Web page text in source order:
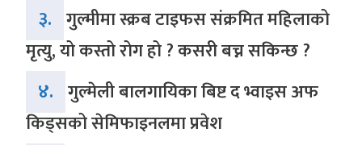
३. गुल्मीमा स्क्रब टाइफस संक्रमित महिलाको
मृत्यु, यो कस्तो रोग हो ? कसरी बच्न सकिन्छ ?
४. गुल्मेली बालगायिका बिष्ट द भ्वाइस अफ
किड्सको सेमिफाइनलमा प्रवेश